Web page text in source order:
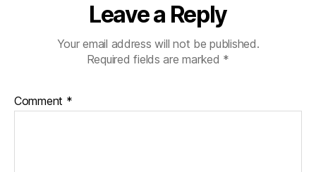
Leave a Reply
Your email address will not be published.
Required fields are marked *
Comment *